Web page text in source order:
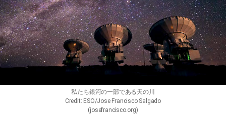
私たち銀河の一部である天の川
Credit: ESO/Jose Francisco Salgado
(josefrancisco.org)